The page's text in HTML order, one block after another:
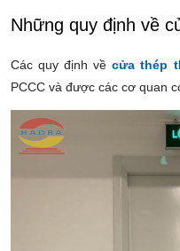
Những quy định về
Các quy định vềcửa thép
PCCC và được các cơ quan